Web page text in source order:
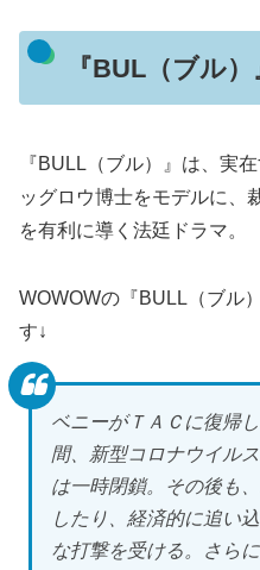
『BUL（ブル
『BULL（ブル）』は、実
ッグロウ博士をモデルに、
を有利に導く法廷ドラマ。
WOWOWの『BULL（ブル
す↓
ベニーがＴＡＣに復帰
間、新型コロナウイル
は一時閉鎖。その後も
したり、経済的に追い
な打撃を受ける。さら